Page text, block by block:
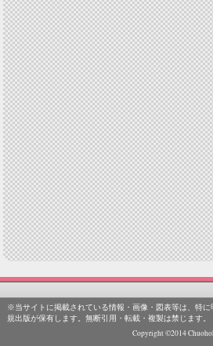
※当サイトに掲載されている情報・画像・図表等は、特
規出版が保有します。無断引用・転載・複製は禁じます。
Copyright ©2014